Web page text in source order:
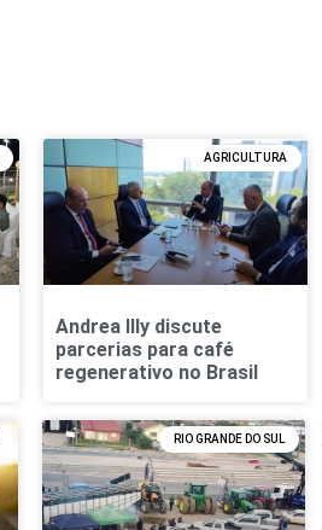
AGRICULTURA
Andrea Illy discute
parcerias para café
regenerativo no Brasil
RIO GRANDE DO SUL